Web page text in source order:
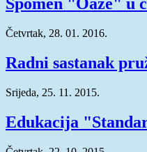
Spomen "Oaze" u
Četvrtak, 28. 01. 2016.
Radni sastanak
Srijeda, 25. 11. 2015.
Edukacija